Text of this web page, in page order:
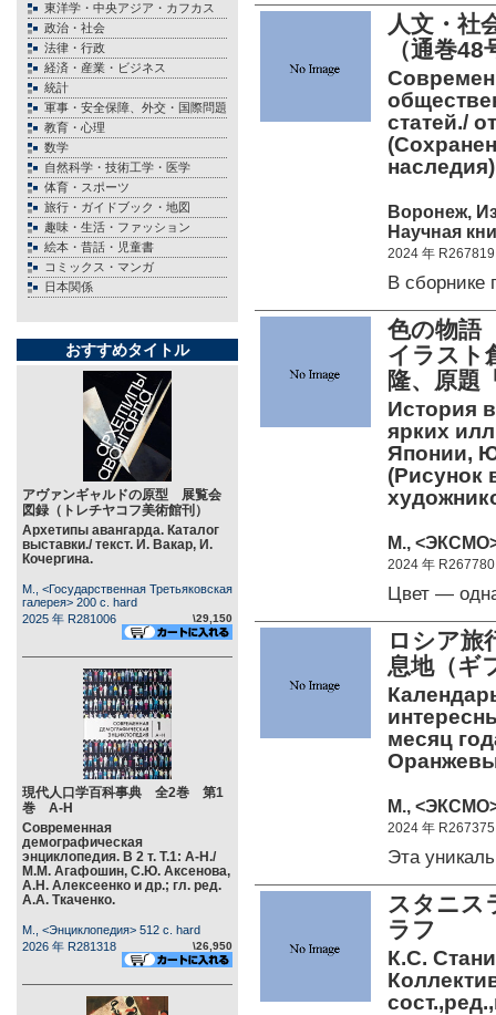
東洋学・中央アジア・カフカス
政治・社会
法律・行政
経済・産業・ビジネス
統計
軍事・安全保障、外交・国際問題
教育・心理
数学
自然科学・技術工学・医学
体育・スポーツ
旅行・ガイドブック・地図
趣味・生活・ファッション
絵本・昔話・児童書
コミックス・マンガ
日本関係
おすすめタイトル
アヴァンギャルドの原型 展覧会
図録（トレチヤコフ美術館刊）
Архетипы авангарда. Каталог
выставки./ текст. И. Вакар, И.
Кочергина.
М., <Государственная Третьяковская
галерея> 200 c. hard
2025 年 R281006
\29,150
現代人口学百科事典 全2巻 第1
巻 А-Н
Современная
демографическая
энциклопедия. В 2 т. Т.1: А-Н./
М.М. Агафошин, С.Ю. Аксенова,
А.Н. Алексеенко и др.; гл. ред.
А.А. Ткаченко.
М., <Энциклопедия> 512 c. hard
2026 年 R281318
\26,950
人文・社
（通巻
статей./
наследия)
Воронеж,
Научная
2024 年 R267819
В сборнике
色の物語
イラスト
隆、原題
История
ярких
Японии,
(Рисунок
М.,
2024 年 R267780
Цвет —
ロシア
息地（ギ
месяц
М.,
2024 年 R267375
Эта
スタニス
ラフ
К.С.